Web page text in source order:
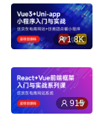
1.8K
915